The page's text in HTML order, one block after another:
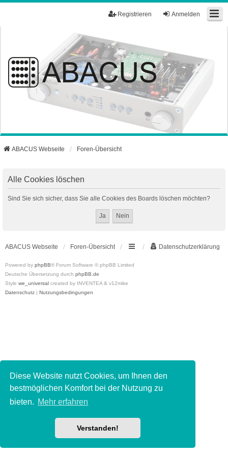
Diese Website nutzt Cookies, um Ihnen den
bestmöglichen Komfort bei der Nutzung zu
bieten. Mehr erfahren
Verstanden!
Anmelden
Registrieren
ABACUS Webseite Foren-Übersicht
Alle Cookies löschen
Sind Sie sich sicher, dass Sie alle Cookies des Boards löschen möchten?
ABACUS Webseite Foren-Übersicht Datenschutzerklärung
Powered by phpBB® Forum Software © phpBB Limited
Deutsche Übersetzung durch phpBB.de
Style we_universal created by INVENTEA & v12mike
Datenschutz | Nutzungsbedingungen